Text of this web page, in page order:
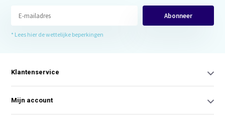
Abonneer
* Lees hier de wettelijke beperkingen
Klantenservice
Mijn account